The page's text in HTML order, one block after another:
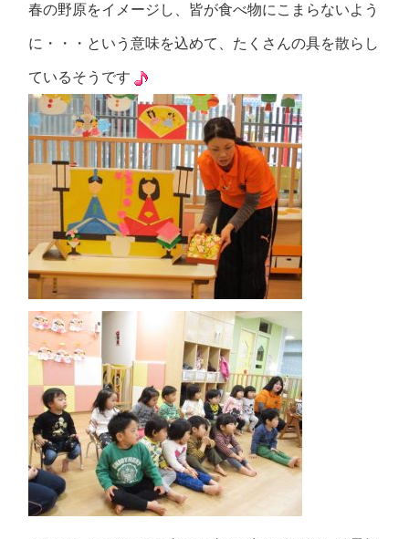
春の野原をイメージし、皆が食べ物にこまらないよう
に・・・という意味を込めて、たくさんの具を散らし
ているそうです